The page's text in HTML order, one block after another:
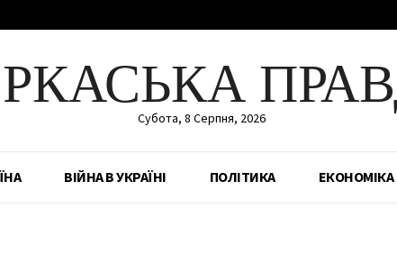
Субота, 8 Серпня, 2026
ВІЙНА В УКРАЇНІ ПОЛІТИКА ЕКОНОМІКА